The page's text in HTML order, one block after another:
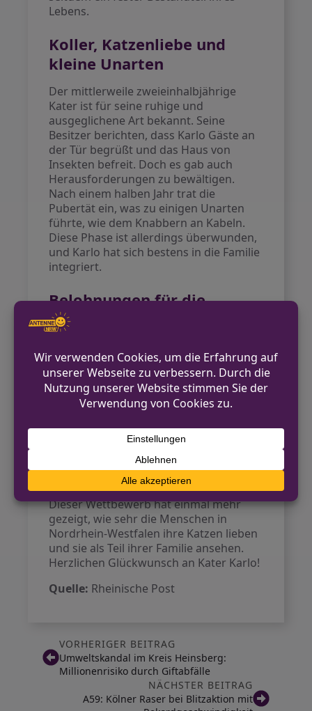
Lebens.
Koller, Katzenliebe und
kleine Unarten
Der mittlerweile zweieinhalbjährige
Kater ist für seine ruhige und
ausgeglichene Art bekannt. Seine
Besitzer berichten, dass Karlo Gäste an
der Tür begrüßt und das Haus von
Insekten befreit. Doch es gab auch
Herausforderungen zu bewältigen.
Nach einem halben Jahr trat die
Pubertät ein, was zu einigen Unarten
führte, wie dem Knabbern an Kabeln.
Diese Phase ist allerdings überwunden,
und Karlo hat sich bestens in die Familie
integriert.
Belohnungen für die
Gewinner
nicht nur eine Plattform für Karlo,
sondern auch für die anderen
Teilnehmer. Die beiden nächsten Plätze
belegten der Norweger-MixFinoaus
Mönchengladbach
Gewinner erhielten Gutscheine von
REWE als Belohnung für ihre tierischen
Dieser Wettbewerb hat einmal mehr
gezeigt, wie sehr die Menschen in
Nordrhein-Westfalen ihre Katzen lieben
und sie als Teil ihrer Familie ansehen.
Herzlichen Glückwunsch an Kater Karlo!
Quelle: Rheinische Post
VORHERIGER BEITRAG
Umweltskandal im Kreis Heinsberg:
Millionenrisiko durch Giftabfälle
NÄCHSTER BEITRAG
A59: Kölner Raser bei Blitzaktion mit